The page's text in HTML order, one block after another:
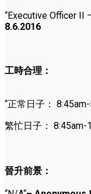
“Executive Officer II
8.6.2016
工時合理：
“正常日子： 8
繁忙日子： 8:45am-
晉升前景：